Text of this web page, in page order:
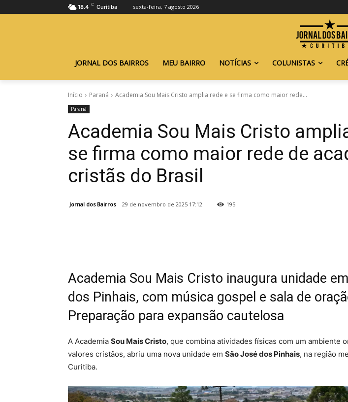
18.4 C Curitiba sexta-feira, 7 agosto 2026
JORNAL DOS BAIRROS MEU BAIRRO NOTÍCIAS COLUNISTAS
Início Paraná Academia Sou Mais Cristo amplia rede e se firma como maior rede...
Paraná
Academia Sou Mais Cristo
se firma como maior rede de
cristãs do Brasil
Jornal dos Bairros 29 de novembro de 2025 17:12 195
Academia Sou Mais Cristo inaugura unidade
dos Pinhais, com música gospel e sala de
Preparação para expansão cautelosa
A Academia Sou Mais Cristo, que combina atividades físicas com um ambiente
valores cristãos, abriu uma nova unidade em São José dos Pinhais, na região
Curitiba.